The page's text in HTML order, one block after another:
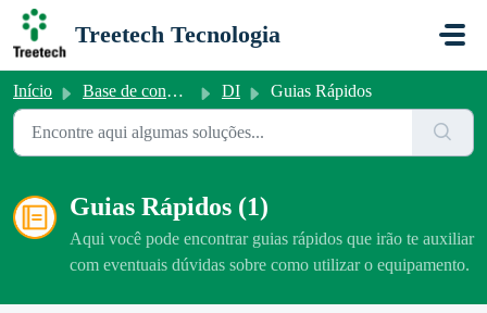
Ir para o conteúdo principal
Treetech Tecnologia
Início Base de conhecimento DI Guias Rápidos
Guias Rápidos (1)
Aqui você pode encontrar guias rápidos que irão te auxiliar
com eventuais dúvidas sobre como utilizar o equipamento.